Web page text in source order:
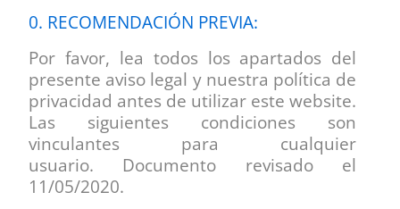
0. RECOMENDACIÓN PREVIA:
Por favor, lea todos los apartados del
presente aviso legal y nuestra política de
privacidad antes de utilizar este website.
Las siguientes condiciones son
vinculantes para cualquier
usuario. Documento revisado el
11/05/2020.